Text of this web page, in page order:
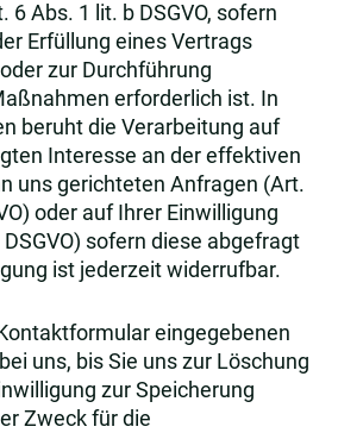
6 Abs. 1 lit. b DSGVO, sofern
Erfüllung eines Vertrags
zur Durchführung
erforderlich ist. In
beruht die Verarbeitung auf
Interesse an der effektiven
uns gerichteten Anfragen (Art.
oder auf Ihrer Einwilligung
sofern diese abgefragt
ist jederzeit widerrufbar.
eingegebenen
uns, bis Sie uns zur Löschung
zur Speicherung
Zweck für die